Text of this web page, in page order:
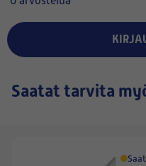
Saatat tarvita